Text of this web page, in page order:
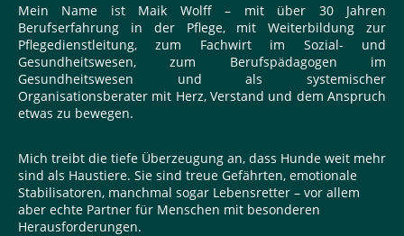
Mein Name ist Maik Wolff – mit über 30 Jahren
Berufserfahrung in der Pflege, mit Weiterbildung zur
Pflegedienstleitung, zum Fachwirt im Sozial- und
Gesundheitswesen, zum Berufspädagogen im
Gesundheitswesen und als systemischer
Organisationsberater mit Herz, Verstand und dem Anspruch
etwas zu bewegen.
Mich treibt die tiefe Überzeugung an, dass Hunde weit mehr
sind als Haustiere. Sie sind treue Gefährten, emotionale
Stabilisatoren, manchmal sogar Lebensretter – vor allem
aber echte Partner für Menschen mit besonderen
Herausforderungen.